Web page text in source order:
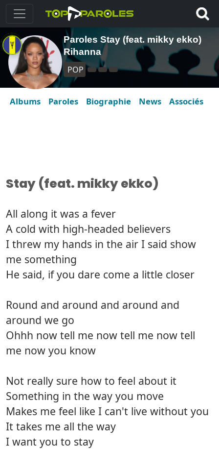
Paroles Stay (feat. mikky ekko)
Rihanna
POP
Albums Paroles Biographie News Associés
Stay (feat. mikky ekko)
All along it was a fever
A cold with high-headed believers
I threw my hands in the air I said show
me something
He said, if you dare come a little closer
Round and around and around and
around we go
Ohhh now tell me now tell me now tell
me now you know
Not really sure how to feel about it
Something in the way you move
Makes me feel like I can't live without you
It takes me all the way
I want you to stay